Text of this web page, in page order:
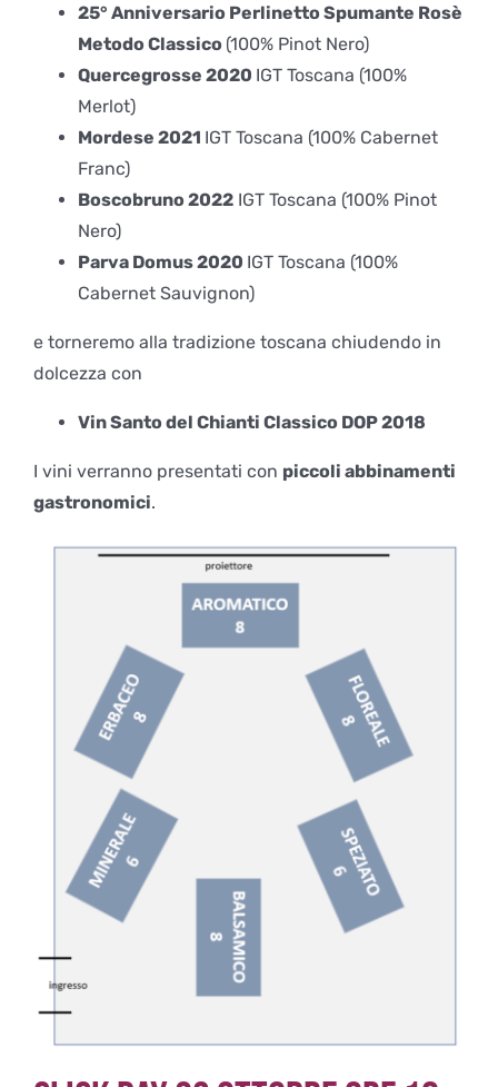
25° Anniversario Perlinetto Spumante Rosè
Metodo Classico (100% Pinot Nero)
Quercegrosse 2020 IGT Toscana (100%
Merlot)
Mordese 2021 IGT Toscana (100% Cabernet
Franc)
Boscobruno 2022 IGT Toscana (100% Pinot
Nero)
Parva Domus 2020 IGT Toscana (100%
Cabernet Sauvignon)
e torneremo alla tradizione toscana chiudendo in
dolcezza con
Vin Santo del Chianti Classico DOP 2018
I vini verranno presentati con piccoli abbinamenti
gastronomici.